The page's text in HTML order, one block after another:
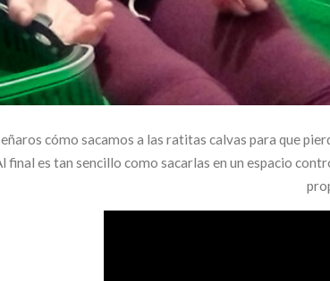
cómo sacamos a las ratitas calvas para que
final es tan sencillo como sacarlas en un espacio